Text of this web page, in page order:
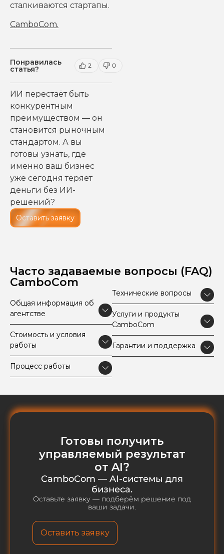
сталкиваются стартапы.
CamboCom.
Понравилась
статья? 2 0
ИИ перестаёт быть
конкурентным
преимуществом — он
становится рыночным
стандартом. А вы
готовы узнать, где
именно ваш бизнес
уже сегодня теряет
деньги без ИИ-
решений?
Оставить заявку
Часто задаваемые вопросы (FAQ)
CamboCom
Общая информация об
агентстве
Стоимость и условия
работы
Процесс работы
Технические вопросы
Услуги и продукты
CamboCom
Гарантии и поддержка
Готовы получить
управляемый результат
от AI?
CamboCom — AI-системы для
бизнеса.
Оставьте заявку — подберём решение под
ваши задачи.
Оставить заявку